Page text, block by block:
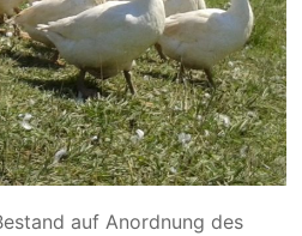
auf Anordnung des